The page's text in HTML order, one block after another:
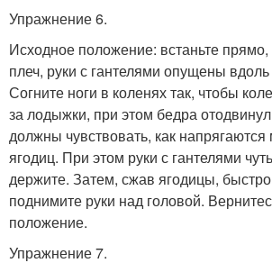
Упражнение 6.
Исходное положение: встаньте
плеч, руки с гантелями опущены
Согните ноги в коленях так, чтобы
за лодыжки, при этом бедра
должны чувствовать, как
ягодиц. При этом руки с гантелями
держите. Затем, сжав ягодицы,
поднимите руки над головой.
положение.
Упражнение 7.